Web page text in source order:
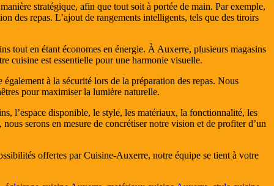
stratégique, afin que tout soit à portée de main. Par exemple,
des repas. L’ajout de rangements intelligents, tels que des tiroirs
tout en étant économes en énergie. À Auxerre, plusieurs magasins
cuisine est essentielle pour une harmonie visuelle.
à la sécurité lors de la préparation des repas. Nous
pour maximiser la lumière naturelle.
l’espace disponible, le style, les matériaux, la fonctionnalité, les
serons en mesure de concrétiser notre vision et de profiter d’un
offertes par Cuisine-Auxerre, notre équipe se tient à votre